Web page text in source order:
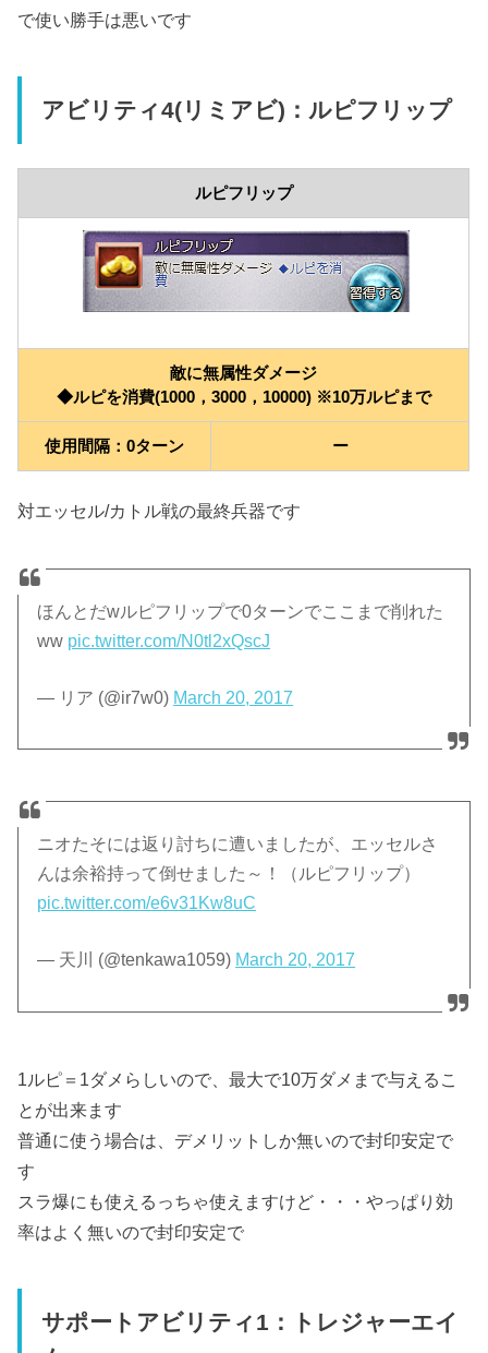
で使い勝手は悪いです
アビリティ4(リミアビ)：ルピフリップ
ルピフリップ
敵に無属性ダメージ
◆ルピを消費(1000，3000，10000) ※10万ルピまで
使用間隔：0ターン ー
対エッセル/カトル戦の最終兵器です
ほんとだwルピフリップで0ターンでここまで削れた
ww pic.twitter.com/N0tl2xQscJ
— リア (@ir7w0) March 20, 2017
ニオたそには返り討ちに遭いましたが、エッセルさ
んは余裕持って倒せました～！（ルピフリップ）
pic.twitter.com/e6v31Kw8uC
— 天川 (@tenkawa1059) March 20, 2017
1ルピ＝1ダメらしいので、最大で10万ダメまで与えるこ
とが出来ます
普通に使う場合は、デメリットしか無いので封印安定で
す
スラ爆にも使えるっちゃ使えますけど・・・やっぱり効
率はよく無いので封印安定で
サポートアビリティ1：トレジャーエイ